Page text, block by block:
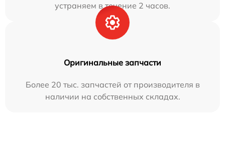
устраняем в течение 2 часов.
Оригинальные запчасти
Более 20 тыс. запчастей от производителя в
наличии на собственных складах.